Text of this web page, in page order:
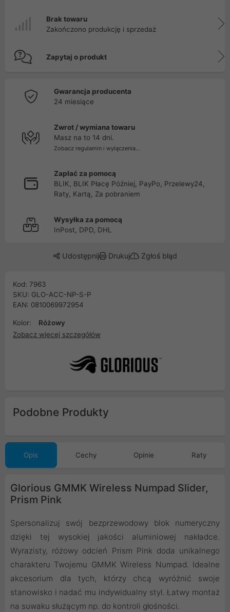
Brak towaru
Zakończono produkcję i sprzedaż
Zapytaj o produkt
Gwarancja producenta
24 miesiące
Zwrot / wymiana towaru
Masz na to 14 dni.
Zobacz regulamin i wyłączenia...
Zapłać za pomocą
BLIK, BLIK Płacę Później, PayPo, Przelewy24,
Raty, Kartą, Za pobraniem
Wysyłka za pomocą
InPost, DPD, DHL
Udostępnij Drukuj Zgłoś błąd
Kod: 7963
SKU: GLO-ACC-NP-S-P
EAN: 0810069972954
Kolor:
Różowy
Zobacz więcej szczegółów
Podobne Produkty
Opis Cechy Opinie Raty
Glorious GMMK Wireless Numpad Slider,
Prism Pink
Spersonalizuj swój bezprzewodowy blok numeryczny
dzięki tej wysokiej jakości aluminiowej nakładce.
Wyrazisty, różowy odcień Prism Pink doda unikalnego
charakteru Twojemu GMMK Wireless Numpad. Idealne
akcesorium dla tych, którzy chcą wyróżnić swoje
stanowisko i nadać mu indywidualny styl. Łatwy montaż
na suwaku służącym np. do kontroli głośności.